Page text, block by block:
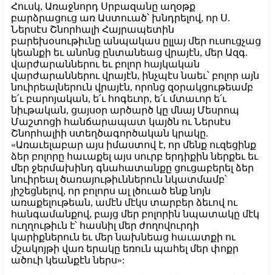
Հուսկ, Առաջնորդ Սրբազանը աղօթք
բարձրացուց առ Աստուած՝ խնդրելով, որ Ս.
Ներսէս Շնորհալի Հայրապետին
բարեխօսութիւնը անպակաս ըլլայ մեր ուսուցչաց
կեանքի եւ անոնց ընտանեաց վրայէն, մեր Ազգ.
վարժարաններու եւ բոլոր հայկական
վարժարաններու վրայէն, ինչպէս նաեւ՝ բոլոր այն
նուիրեալներուն վրայէն, որոնց զօրակցութեամբ
ե՛ւ բարոյական, ե՛ւ հոգեւոր, ե՛ւ մտաւոր ե՛ւ
նիւթական, ցայսօր արծարծ կը մնայ Մեսրոպ
Մաշտոցի հանճարապատ կայծն ու Ներսէս
Շնորհալիի ստեղծագործական կրակը.
«Առաւելաբար այս իմաստով է, որ մենք ուզեցինք
ձեր բոլորը հաւաքել այս սուրբ երդիքին ներքեւ եւ
մեր ջերմախինդ գնահատանքը ցուցաբերել ձեր
նուիրեալ ծառայութիւններուն նկատմամբ՝
յիշեցնելով, որ բոլորս ալ լծուած ենք նոյն
առաքելութեան, ամէն մէկս տարբեր ձեւով ու
հանգամանքով, բայց մեր բոլորին նպատակը մէկ
ուղղութիւն է՝ հասնիլ մեր ժողովուրդի
կարիքներուն եւ մեր նախնեաց հաւատքի ու
մշակոյթի վառ երակը եռուն պահել մեր փոքր
ածուի կեանքէն ներս»: